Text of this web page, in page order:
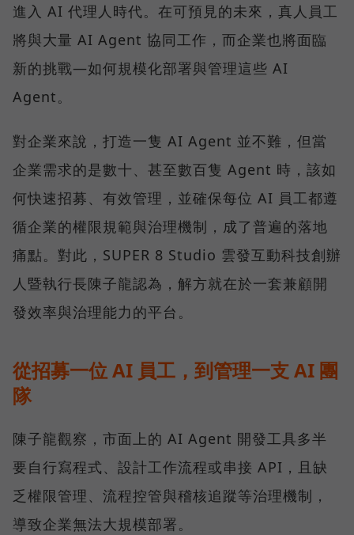
進入 AI 代理人時代。在可預見的未來，真人員工
將與大量 AI Agent 協同工作，而企業也將面臨
新的挑戰—如何規模化部署與管理這些 AI
Agent。
對企業來說，打造一隻 AI Agent 並不難，但當
企業需求的是數十、甚至數百隻 Agent 時，該如
何快速招募、有效管理，並確保每位 AI 員工都遵
循企業的權限規範與治理機制，成了普遍的落地
痛點。對此，SUPER 8 Studio 雲發互動科技創辦
人暨執行長陳子龍認為，解方就在於一套兼顧開
發效率與治理能力的平台。
從招募一位 AI 員工，到管理一支 AI 團
隊
陳子龍觀察，市面上的 AI Agent 開發工具多半
要自行寫程式、設計工作流程或串接 API，且缺
乏權限管理、流程控管與稽核追蹤等治理機制，
導致企業無法大規模部署。